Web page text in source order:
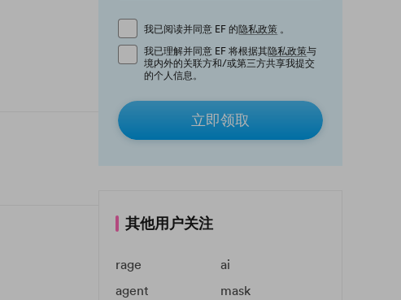
我已阅读并同意 EF 的隐私政策 。
我已理解并同意 EF 将根据其隐私政策与
境内外的关联方和/或第三方共享我提交
的个人信息。
立即领取
其他用户关注
rage
ai
agent
mask